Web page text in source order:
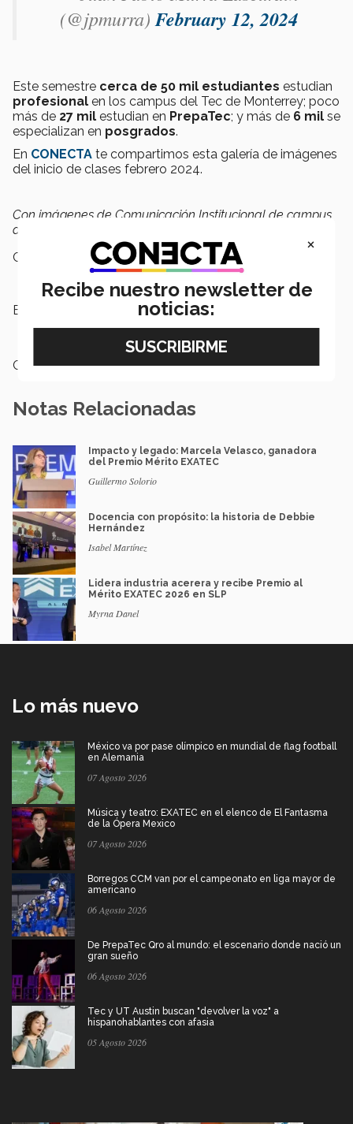
(@jpmurra) February 12, 2024
Este semestre cerca de 50 mil estudiantes estudian
profesional en los campus del Tec de Monterrey; poco
más de 27 mil estudian en PrepaTec; y más de 6 mil se
especializan en posgrados.
En CONECTA te compartimos esta galería de imágenes
del inicio de clases febrero 2024.
Con imágenes de Comunicación Institucional de campus
del Tec de Monterrey.
Campus:
Etiquetas: Inicio de clases,
semestre, Tec de Monterrey
Categoría: Institución
Notas Relacionadas
Impacto y legado: Marcela Velasco, ganadora
del Premio Mérito EXATEC
Guillermo Solorio
Docencia con propósito: la historia de Debbie
Hernández
Isabel Martínez
Lidera industria acerera y recibe Premio al
Mérito EXATEC 2026 en SLP
Myrna Danel
Lo más nuevo
México va por pase olímpico en mundial de flag football
en Alemania
07 Agosto 2026
Música y teatro: EXATEC en el elenco de El Fantasma
de la Ópera Mexico
07 Agosto 2026
Borregos CCM van por el campeonato en liga mayor de
americano
06 Agosto 2026
De PrepaTec Qro al mundo: el escenario donde nació un
gran sueño
06 Agosto 2026
Tec y UT Austin buscan "devolver la voz" a
hispanohablantes con afasia
05 Agosto 2026
×
Recibe nuestro newsletter de
noticias: